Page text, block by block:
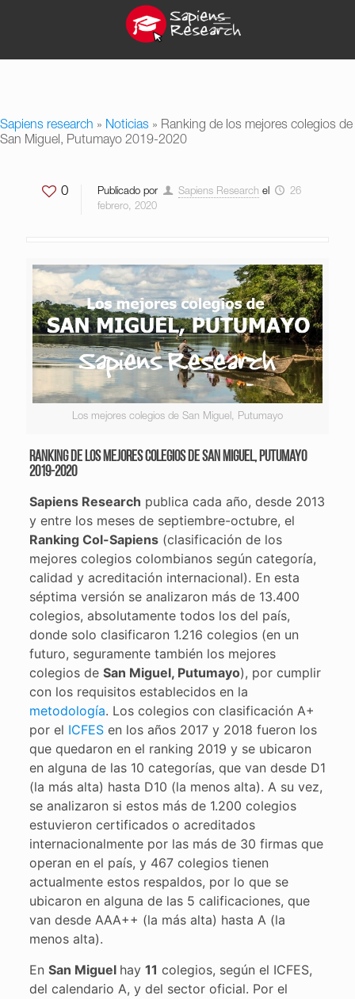
Sapiens research » Noticias » Ranking de los mejores colegios de
San Miguel, Putumayo 2019-2020
0 Publicado por Sapiens Research el
26
febrero, 2020
Los mejores colegios de San Miguel, Putumayo
Ranking de los mejores colegios de San Miguel, Putumayo
2019-2020
Sapiens Research publica cada año, desde 2013
y entre los meses de septiembre-octubre, el
Ranking Col-Sapiens(clasificación de los
mejores colegios colombianos según categoría,
calidad y acreditación internacional). En esta
séptima versión se analizaron más de 13.400
colegios, absolutamente todos los del país,
donde solo clasificaron 1.216 colegios (en un
futuro, seguramente también los mejores
colegios de San Miguel, Putumayo), por cumplir
con los requisitos establecidos en la
metodología. Los colegios con clasificación A+
por el ICFESen los años 2017 y 2018 fueron los
que quedaron en el ranking 2019 y se ubicaron
en alguna de las 10 categorías, que van desde D1
(la más alta) hasta D10 (la menos alta). A su vez,
se analizaron si estos más de 1.200 colegios
estuvieron certificados o acreditados
internacionalmente por las más de 30 firmas que
operan en el país, y 467 colegios tienen
actualmente estos respaldos, por lo que se
ubicaron en alguna de las 5 calificaciones, que
van desde AAA++ (la más alta) hasta A (la
menos alta).
En San Miguel hay 11 colegios, según el ICFES,
del calendario A, y del sector oficial. Por el